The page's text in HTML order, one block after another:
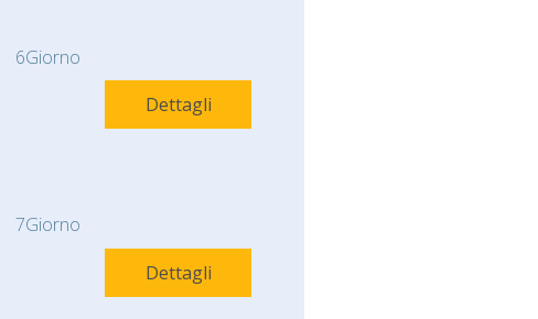
6Giorno
Dettagli
7Giorno
Dettagli